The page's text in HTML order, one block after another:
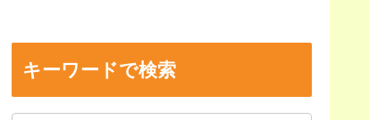
キーワードで検索